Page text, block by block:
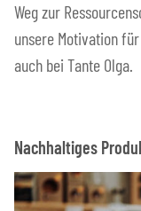
Weg zur
unsere Motivation
auch bei Tante Olga.
Nachhaltiges